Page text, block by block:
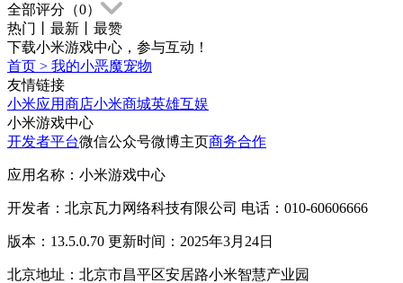
全部评分（0）
热门
最新
最赞
下载小米游戏中心，参与互动！
首页 > 我的小恶魔宠物
友情链接
小米应用商店小米商城英雄互娱
小米游戏中心
开发者平台微信公众号微博主页商务合作
应用名称：小米游戏中心
开发者：北京瓦力网络科技有限公司 电话：010-60606666
版本：13.5.0.70 更新时间：2025年3月24日
北京地址：北京市昌平区安居路小米智慧产业园